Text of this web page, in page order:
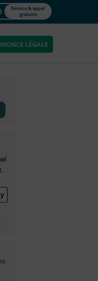
Service & appel
gratuits
LÉGALE